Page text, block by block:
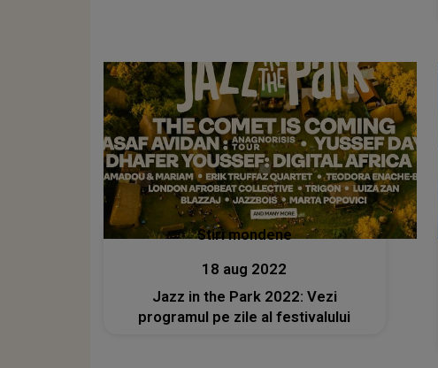
Stiri mondene
18 aug 2022
Jazz in the Park 2022: Vezi
programul pe zile al festivalului